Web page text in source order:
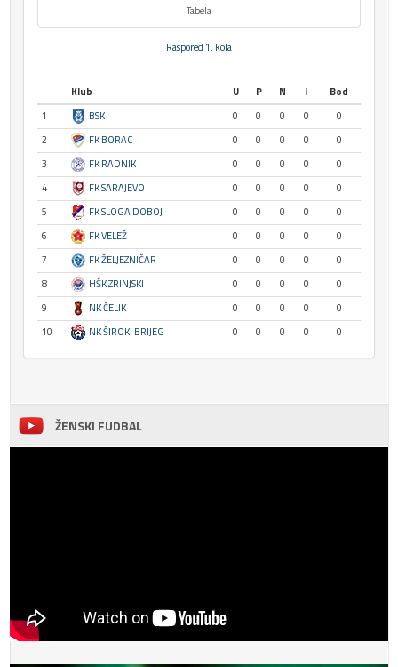
Tabela
Raspored 1. kola
Klub U P N I
Bod
1
BSK 0 0 0 0
0
2
FK BORAC 0 0 0 0
0
3
FK RADNIK 0 0 0 0
0
4
FK SARAJEVO 0 0 0 0
0
5
FK SLOGA DOBOJ 0 0 0 0
0
6
FK VELEŽ 0 0 0 0
0
7
FK ŽELJEZNIČAR 0 0 0 0
0
8
HŠK ZRINJSKI 0 0 0 0
0
9
NK ČELIK 0 0 0 0
0
10
NK ŠIROKI BRIJEG 0 0 0 0 0
ŽENSKI FUDBAL